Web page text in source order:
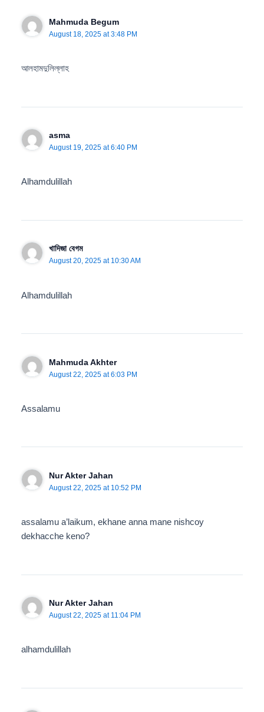
Mahmuda Begum
August 18, 2025 at 3:48 PM
আলহামদুলিল্লাহ
asma
August 19, 2025 at 6:40 PM
Alhamdulillah
খাদিজা বেগম
August 20, 2025 at 10:30 AM
Alhamdulillah
Mahmuda Akhter
August 22, 2025 at 6:03 PM
Assalamu
Nur Akter Jahan
August 22, 2025 at 10:52 PM
assalamu a’laikum, ekhane anna mane nishcoy
dekhacche keno?
Nur Akter Jahan
August 22, 2025 at 11:04 PM
alhamdulillah